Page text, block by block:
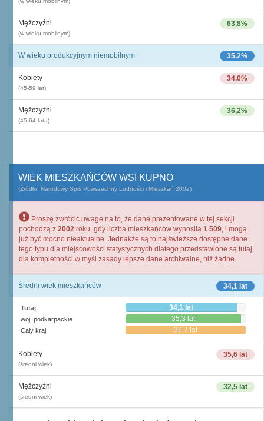
63,8%
Mężczyźni
(w wieku mobilnym)
35,2%
W wieku produkcyjnym niemobilnym
34,0%
Kobiety
(45-59 lat)
36,2%
Mężczyźni
(45-64 lata)
WIEK MIESZKAŃCÓW WSI KUPNO
(Źródło: Narodowy Spis Powszechny Ludności i Mieszkań 2002)
Proszę zwrócić uwagę na to, że dane prezentowane w tej sekcji
pochodzą z 2002 roku, gdy liczba mieszkańców wynosiła 1 509, i mogą
już być mocno nieaktualne. Jednakże są to najświeższe dostępne dane
tego typu dla miejscowości statystycznych dlatego przedstawione są tutaj
dla kompletności w myśl zasady lepsze dane archiwalne, niż żadne.
34,1 lat
Średni wiek mieszkańców
Tutaj 34,1 lat
woj. podkarpackie 35,3 lat
Cały kraj 36,7 lat
35,6 lat
Kobiety
(średni wiek)
32,5 lat
Mężczyźni
(średni wiek)